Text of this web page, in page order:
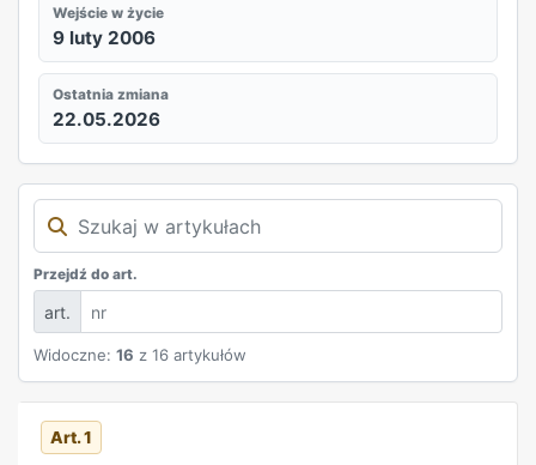
Wejście w życie
9 luty 2006
Ostatnia zmiana
22.05.2026
Przejdź do art.
art.
Widoczne: 16 z 16 artykułów
Art. 1